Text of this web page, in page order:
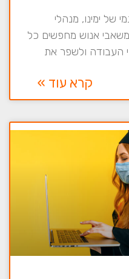
של ימינו, מנהלי
אנוש מחפשים כל
העבודה ולשפר את
קרא עוד »